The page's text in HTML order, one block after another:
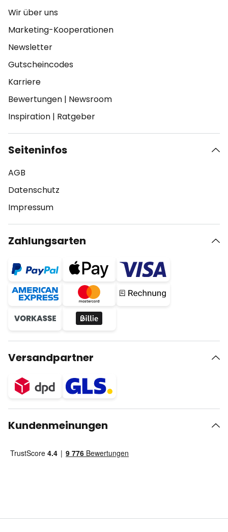
Wir über uns
Marketing-Kooperationen
Newsletter
Gutscheincodes
Karriere
Bewertungen | Newsroom
Inspiration | Ratgeber
Seiteninfos
AGB
Datenschutz
Impressum
Zahlungsarten
Versandpartner
Kundenmeinungen